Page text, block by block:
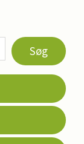
Søg